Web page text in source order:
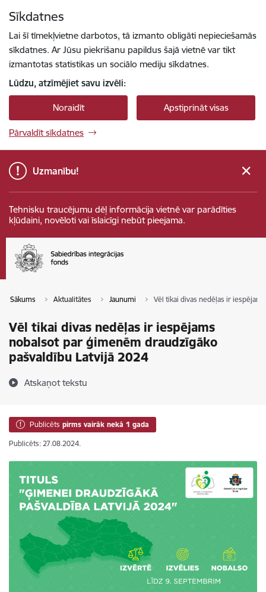
Sīkdatnes
Lai šī tīmekļvietne darbotos, tā izmanto obligāti nepieciešamās
sīkdatnes. Ar Jūsu piekrišanu papildus šajā vietnē var tikt
izmantotas statistikas un sociālo mediju sīkdatnes.
Lūdzu, atzīmējiet savu izvēli:
Noraidīt Apstiprināt visas
Pārvaldīt sīkdatnes
Uzmanību!
Tehnisku traucējumu dēļ informācija vietnē var parādīties
kļūdaini, novēloti vai īslaicīgi nebūt pieejama.
Sākums Aktualitātes Jaunumi Vēl tikai divas nedēļas ir
Vēl tikai divas nedēļas ir iespējams
nobalsot par ģimenēm draudzīgāko
pašvaldību Latvijā 2024
Atskaņot tekstu
Publicēts pirms vairāk nekā 1 gada
Publicēts: 27.08.2024.